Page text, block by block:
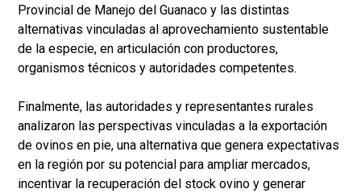
Provincial de Manejo del Guanaco y las distintas
alternativas vinculadas al aprovechamiento sustentable
de la especie, en articulación con productores,
organismos técnicos y autoridades competentes.
Finalmente, las autoridades y representantes rurales
analizaron las perspectivas vinculadas a la exportación
de ovinos en pie, una alternativa que genera expectativas
en la región por su potencial para ampliar mercados,
incentivar la recuperación del stock ovino y generar